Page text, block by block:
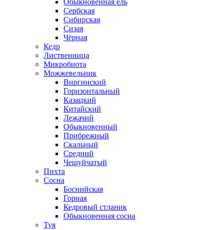
Обыкновенная ель
Сербская
Сибирская
Сизая
Чёрная
Кедр
Лиственница
Микробиота
Можжевельник
Виргинский
Горизонтальный
Казацкий
Китайский
Лежачий
Обыкновенный
Прибрежный
Скальный
Средний
Чешуйчатый
Пихта
Сосна
Боснийская
Горная
Кедровый стланик
Обыкновенная сосна
Туя